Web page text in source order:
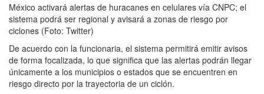
México activará alertas de huracanes en celulares vía CNPC; el
sistema podrá ser regional y avisará a zonas de riesgo por
ciclones (Foto: Twitter)
De acuerdo con la funcionaria, el sistema permitirá emitir avisos
de forma focalizada, lo que significa que las alertas podrán llegar
únicamente a los municipios o estados que se encuentren en
riesgo directo por la trayectoria de un ciclón.